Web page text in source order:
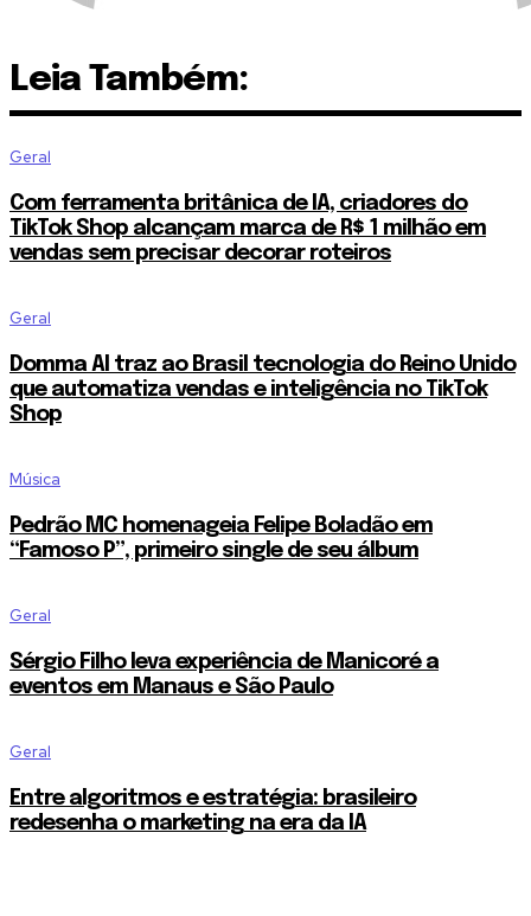
Leia Também:
Geral
Com ferramenta britânica de IA, criadores do
TikTok Shop alcançam marca de R$ 1 milhão em
vendas sem precisar decorar roteiros
Geral
Domma AI traz ao Brasil tecnologia do Reino Unido
que automatiza vendas e inteligência no TikTok
Shop
Música
Pedrão MC homenageia Felipe Boladão em
“Famoso P”, primeiro single de seu álbum
Geral
Sérgio Filho leva experiência de Manicoré a
eventos em Manaus e São Paulo
Geral
Entre algoritmos e estratégia: brasileiro
redesenha o marketing na era da IA